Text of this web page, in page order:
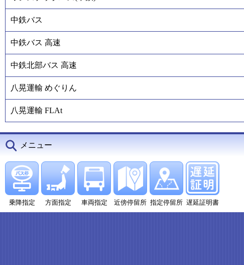
中鉄バス
中鉄バス 高速
中鉄北部バス 高速
八晃運輸 めぐりん
八晃運輸 FLAt
メニュー
乗降指定 方面指定 車両指定 近傍停留所 指定停留所 遅延証明書